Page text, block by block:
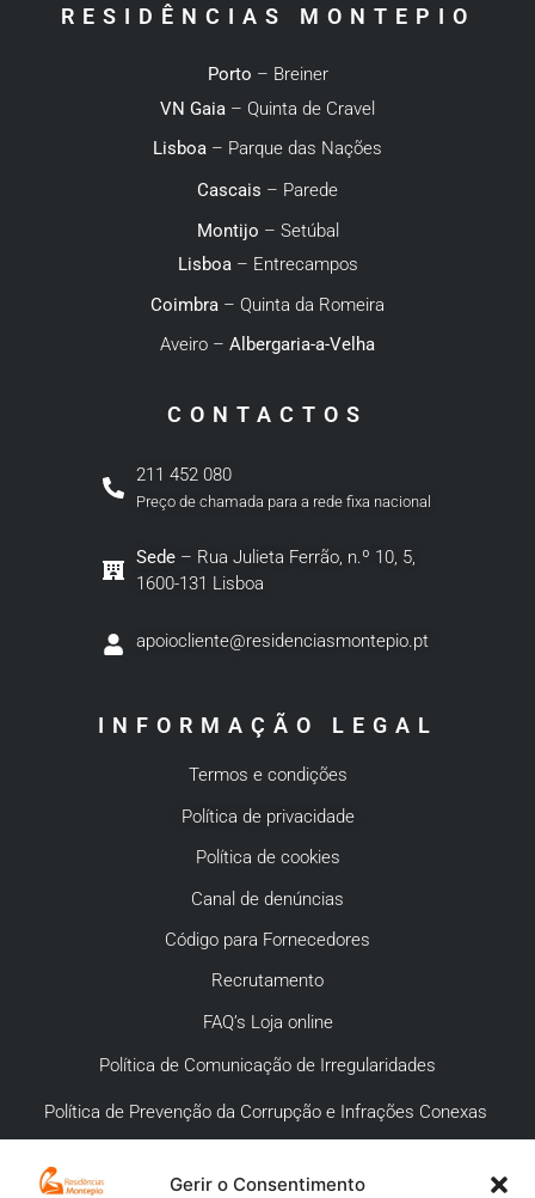
Gerir o Consentimento
RESIDÊNCIAS MONTEPIO
Porto – Breiner
VN Gaia– Quinta de Cravel
Lisboa – Parque das Nações
Cascais – Parede
Montijo – Setúbal
Lisboa– Entrecampos
Coimbra – Quinta da Romeira
Aveiro – Albergaria-a-Velha
CONTACTOS
211 452 080
Preço de chamada para a rede fixa nacional
Sede– Rua Julieta Ferrão, n.º 10, 5,
1600-131 Lisboa
apoiocliente@residenciasmontepio.pt
INFORMAÇÃO LEGAL
Termos e condições
Política de privacidade
Política de cookies
Canal de denúncias
Código para Fornecedores
Recrutamento
FAQ’s Loja online
Política de Comunicação de Irregularidades
Política de Prevenção da Corrupção e Infrações Conexas
APOIO AO CLIENTE